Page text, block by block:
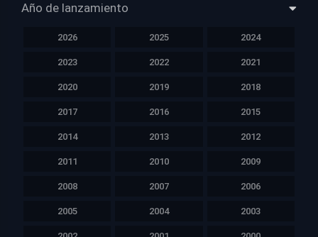
Año de lanzamiento
2026 2025 2024
2023 2022 2021
2020 2019 2018
2017 2016 2015
2014 2013 2012
2011 2010 2009
2008 2007 2006
2005 2004 2003